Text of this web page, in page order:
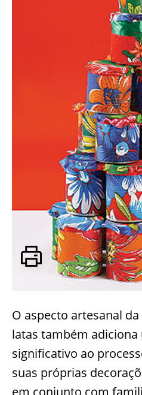
O aspecto artesanal
latas também
significativo ao
suas próprias
em conjunto com